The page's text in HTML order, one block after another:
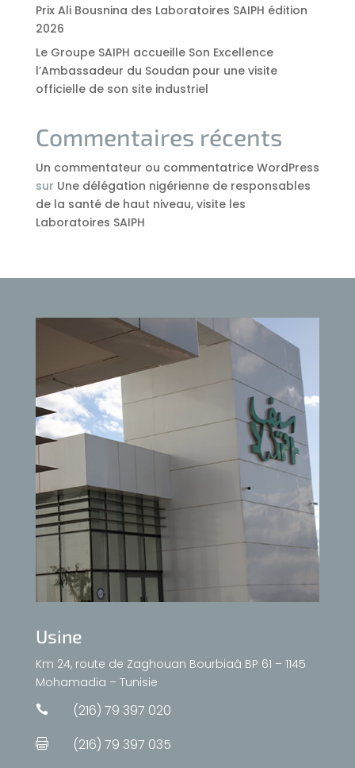
Prix Ali Bousnina des Laboratoires SAIPH édition
2026
Le Groupe SAIPH accueille Son Excellence
l’Ambassadeur du Soudan pour une visite
officielle de son site industriel
Commentaires récents
Un commentateur ou commentatrice WordPress
sur Une délégation nigérienne de responsables
de la santé de haut niveau, visite les
Laboratoires SAIPH
Usine
Km 24, route de Zaghouan Bourbiaâ BP 61 – 1145
Mohamadia – Tunisie
 (216) 79 397 020
 (216) 79 397 035